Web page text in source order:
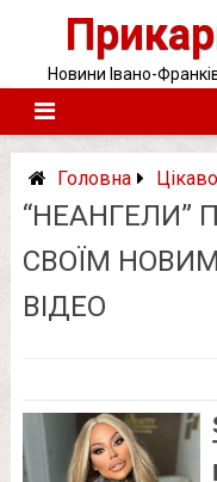
Новини Івано-
Головна Цікаво
“НЕАНГЕЛИ”
СВОЇМ
ВІДЕО